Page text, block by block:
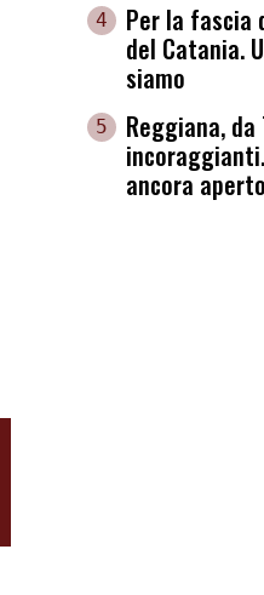
4
Per la fascia
del Catania.
siamo
5
Reggiana,
ancora